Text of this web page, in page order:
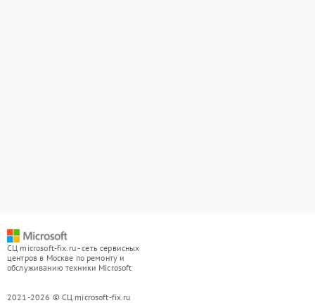
СЦ microsoft-fix.ru - сеть сервисных
центров в Москве по ремонту и
обслуживанию техники Microsoft
2021-2026 © СЦ microsoft-fix.ru